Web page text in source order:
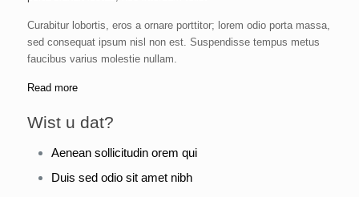
Curabitur lobortis, eros a ornare porttitor; lorem odio porta massa,
sed consequat ipsum nisl non est. Suspendisse tempus metus
faucibus varius molestie nullam.
Read more
Wist u dat?
Aenean sollicitudin orem qui
Duis sed odio sit amet nibh